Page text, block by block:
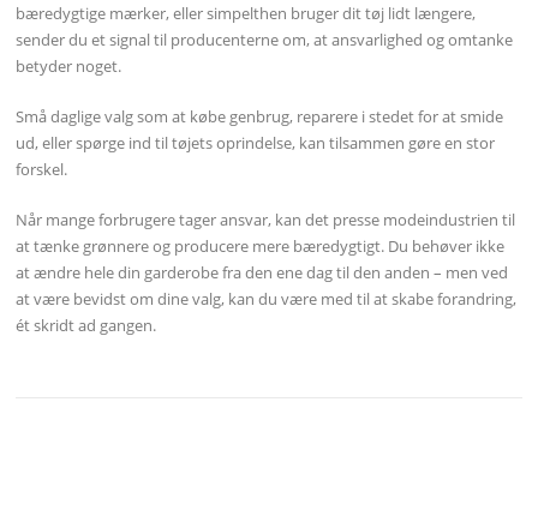
bæredygtige mærker, eller simpelthen bruger dit tøj lidt længere,
sender du et signal til producenterne om, at ansvarlighed og omtanke
betyder noget.
Små daglige valg som at købe genbrug, reparere i stedet for at smide
ud, eller spørge ind til tøjets oprindelse, kan tilsammen gøre en stor
forskel.
Når mange forbrugere tager ansvar, kan det presse modeindustrien til
at tænke grønnere og producere mere bæredygtigt. Du behøver ikke
at ændre hele din garderobe fra den ene dag til den anden – men ved
at være bevidst om dine valg, kan du være med til at skabe forandring,
ét skridt ad gangen.